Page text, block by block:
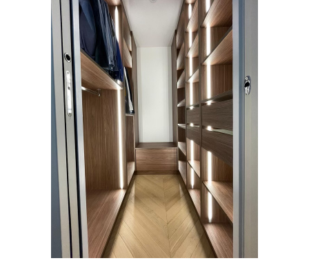
DRESSING
Aménagement